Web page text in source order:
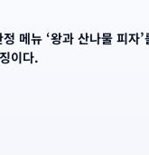
메뉴 ‘왕과 산나물 피
이다.